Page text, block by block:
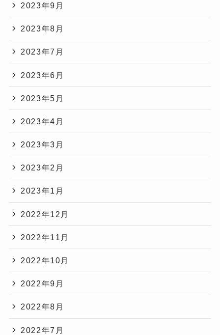
2023年9月
2023年8月
2023年7月
2023年6月
2023年5月
2023年4月
2023年3月
2023年2月
2023年1月
2022年12月
2022年11月
2022年10月
2022年9月
2022年8月
2022年7月